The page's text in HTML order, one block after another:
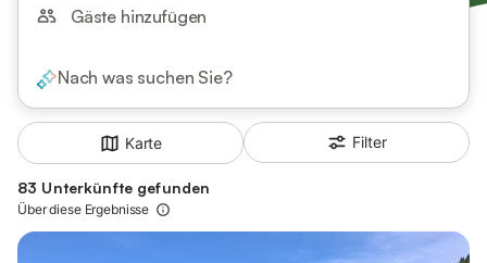
Gäste hinzufügen
Nach was suchen Sie?
Karte Filter
83 Unterkünfte gefunden
Über diese Ergebnisse